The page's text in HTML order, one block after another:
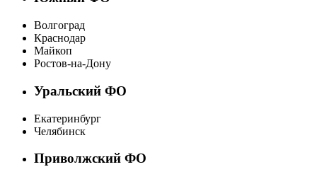
Волгоград
Краснодар
Майкоп
Ростов-на-Дону
Уральский ФО
Екатеринбург
Челябинск
Приволжский ФО